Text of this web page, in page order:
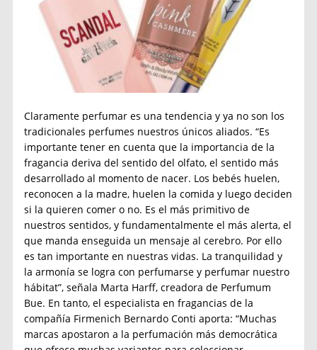
Claramente perfumar es una tendencia y ya no son los
tradicionales perfumes nuestros únicos aliados. “Es
importante tener en cuenta que la importancia de la
fragancia deriva del sentido del olfato, el sentido más
desarrollado al momento de nacer. Los bebés huelen,
reconocen a la madre, huelen la comida y luego deciden
si la quieren comer o no. Es el más primitivo de
nuestros sentidos, y fundamentalmente el más alerta, el
que manda enseguida un mensaje al cerebro. Por ello
es tan importante en nuestras vidas. La tranquilidad y
la armonía se logra con perfumarse y perfumar nuestro
hábitat”, señala Marta Harff, creadora de Perfumum
Bue. En tanto, el especialista en fragancias de la
compañía Firmenich Bernardo Conti aporta: “Muchas
marcas apostaron a la perfumación más democrática